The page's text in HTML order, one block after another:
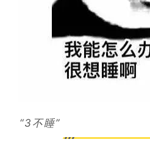
“3不睡”